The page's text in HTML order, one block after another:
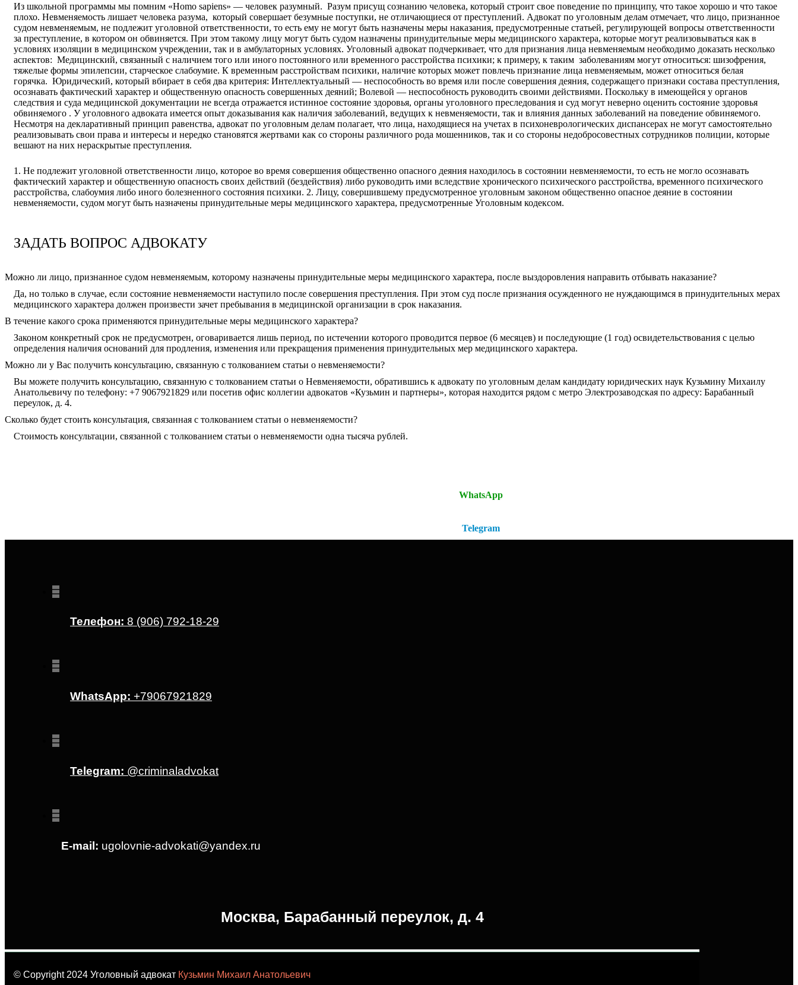
Из школьной программы мы помним «Homo sapiens» — человек разумный. Разум присущ сознанию человека, который строит свое поведение по принципу, что такое хорошо и что такое
плохо. Невменяемость лишает человека разума, который совершает безумные поступки, не отличающиеся от преступлений. Адвокат по уголовным делам отмечает, что лицо, признанное
судом невменяемым, не подлежит уголовной ответственности, то есть ему не могут быть назначены меры наказания, предусмотренные статьей, регулирующей вопросы ответственности
за преступление, в котором он обвиняется. При этом такому лицу могут быть судом назначены принудительные меры медицинского характера, которые могут реализовываться как в
условиях изоляции в медицинском учреждении, так и в амбулаторных условиях. Уголовный адвокат подчеркивает, что для признания лица невменяемым необходимо доказать несколько
аспектов: Медицинский, связанный с наличием того или иного постоянного или временного расстройства психики; к примеру, к таким заболеваниям могут относиться: шизофрения,
тяжелые формы эпилепсии, старческое слабоумие. К временным расстройствам психики, наличие которых может повлечь признание лица невменяемым, может относиться белая
горячка. Юридический, который вбирает в себя два критерия: Интеллектуальный — неспособность во время или после совершения деяния, содержащего признаки состава преступления,
осознавать фактический характер и общественную опасность совершенных деяний; Волевой — неспособность руководить своими действиями. Поскольку в имеющейся у органов
следствия и суда медицинской документации не всегда отражается истинное состояние здоровья, органы уголовного преследования и суд могут неверно оценить состояние здоровья
обвиняемого . У уголовного адвоката имеется опыт доказывания как наличия заболеваний, ведущих к невменяемости, так и влияния данных заболеваний на поведение обвиняемого.
Несмотря на декларативный принцип равенства, адвокат по уголовным делам полагает, что лица, находящиеся на учетах в психоневрологических диспансерах не могут самостоятельно
реализовывать свои права и интересы и нередко становятся жертвами как со стороны различного рода мошенников, так и со стороны недобросовестных сотрудников полиции, которые
вешают на них нераскрытые преступления.
1. Не подлежит уголовной ответственности лицо, которое во время совершения общественно опасного деяния находилось в состоянии невменяемости, то есть не могло осознавать
фактический характер и общественную опасность своих действий (бездействия) либо руководить ими вследствие хронического психического расстройства, временного психического
расстройства, слабоумия либо иного болезненного состояния психики. 2. Лицу, совершившему предусмотренное уголовным законом общественно опасное деяние в состоянии
невменяемости, судом могут быть назначены принудительные меры медицинского характера, предусмотренные Уголовным кодексом.
ЗАДАТЬ ВОПРОС АДВОКАТУ
Можно ли лицо, признанное судом невменяемым, которому назначены принудительные меры медицинского характера, после выздоровления направить отбывать наказание?
Да, но только в случае, если состояние невменяемости наступило после совершения преступления. При этом суд после признания осужденного не нуждающимся в принудительных мерах
медицинского характера должен произвести зачет пребывания в медицинской организации в срок наказания.
В течение какого срока применяются принудительные меры медицинского характера?
Законом конкретный срок не предусмотрен, оговаривается лишь период, по истечении которого проводится первое (6 месяцев) и последующие (1 год) освидетельствования с целью
определения наличия оснований для продления, изменения или прекращения применения принудительных мер медицинского характера.
Можно ли у Вас получить консультацию, связанную с толкованием статьи о невменяемости?
Вы можете получить консультацию, связанную с толкованием статьи о Невменяемости, обратившись к адвокату по уголовным делам кандидату юридических наук Кузьмину Михаилу
Анатольевичу по телефону: +7 9067921829 или посетив офис коллегии адвокатов «Кузьмин и партнеры», которая находится рядом с метро Электрозаводская по адресу: Барабанный
переулок, д. 4.
Сколько будет стоить консультация, связанная с толкованием статьи о невменяемости?
Стоимость консультации, связанной с толкованием статьи о невменяемости одна тысяча рублей.
WhatsApp
Telegram
Телефон: 8 (906) 792-18-29
WhatsApp: +79067921829
Telegram: @criminaladvokat
E-mail: ugolovnie-advokati@yandex.ru
Москва, Барабанный переулок, д. 4
© Copyright 2024 Уголовный адвокат Кузьмин Михаил Анатольевич